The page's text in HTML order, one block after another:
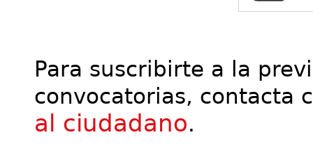
Para suscribirte a la
convocatorias, contacta
al ciudadano.